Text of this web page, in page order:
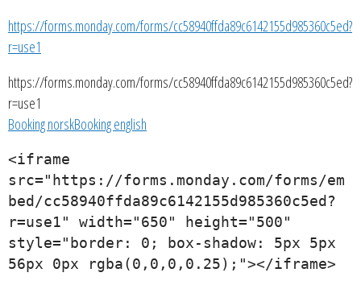
https://forms.monday.com/forms/cc58940ffda89c6142155d985360c5ed?
r=use1
https://forms.monday.com/forms/cc58940ffda89c6142155d985360c5ed?
r=use1
Booking norskBooking english
<iframe
src="https://forms.monday.com/forms/em
bed/cc58940ffda89c6142155d985360c5ed?
r=use1" width="650" height="500"
style="border: 0; box-shadow: 5px 5px
56px 0px rgba(0,0,0,0.25);"></iframe>